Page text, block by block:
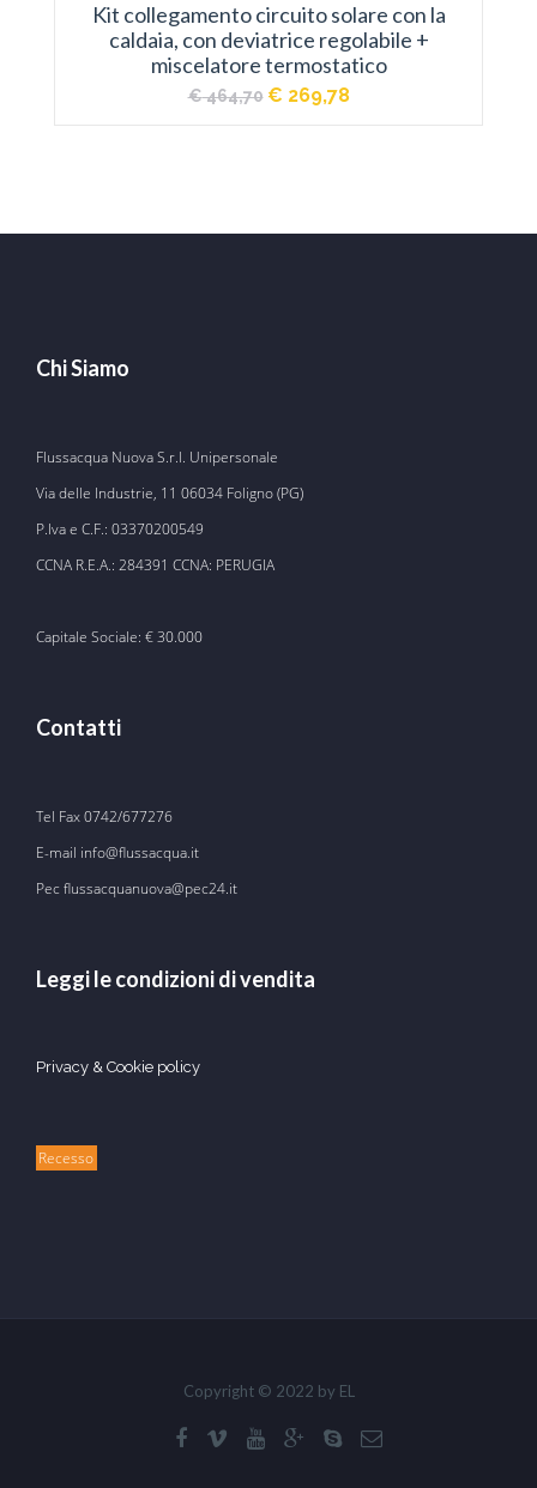
Kit collegamento circuito solare con la
caldaia, con deviatrice regolabile +
miscelatore termostatico
€464,70 Il
prezzo
€ 269,78Il
Chi Siamo
Flussacqua Nuova S.r.l. Unipersonale
Via delle Industrie, 11 06034 Foligno (PG)
P.Iva e C.F.: 03370200549
CCNA R.E.A.: 284391 CCNA: PERUGIA
Capitale Sociale: € 30.000
Contatti
Tel Fax0742/677276
E-mail info@flussacqua.it
Pec flussacquanuova@pec24.it
Leggi le condizioni di vendita
Privacy & Cookie policy
Recesso
Copyright © 2022 by EL